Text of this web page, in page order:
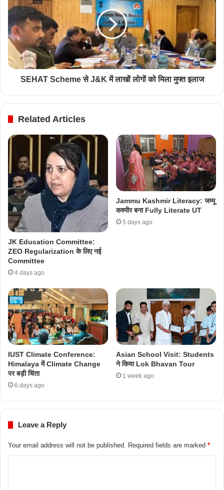
SEHAT Scheme से J&K में लाखों लोगों को मिला मुफ्त इलाज
Related Articles
JK Education Committee:
ZEO Regularization के लिए नई
Committee
4 days ago
Jammu Kashmir Literacy: जम्मू
कश्मीर बना Fully Literate UT
5 days ago
IUST Climate Conference:
Himalaya में Climate Change
पर बड़ी चिंता
6 days ago
Asian School Visit: Students
ने किया Lok Bhavan Tour
1 week ago
Leave a Reply
Your email address will not be published. Required fields are marked *